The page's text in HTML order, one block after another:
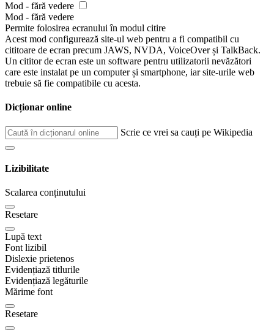
Mod - fără vedere
Mod - fără vedere
Permite folosirea ecranului în modul citire
Acest mod configurează site-ul web pentru a fi compatibil cu
cititoare de ecran precum JAWS, NVDA, VoiceOver și TalkBack.
Un cititor de ecran este un software pentru utilizatorii nevăzători
care este instalat pe un computer și smartphone, iar site-urile web
trebuie să fie compatibile cu acesta.
Dicționar online
Scrie ce vrei sa cauți pe Wikipedia
Lizibilitate
Scalarea conținutului
Resetare
Lupă text
Font lizibil
Dislexie prietenos
Evidențiază titlurile
Evidențiază legăturile
Mărime font
Resetare